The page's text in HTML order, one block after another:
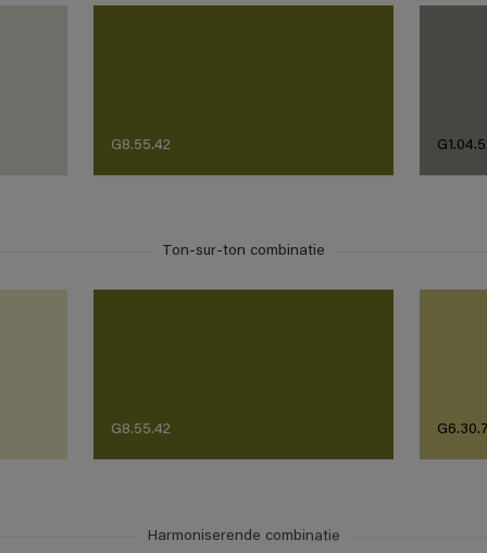
G8.55.42
Ton-sur-ton combinatie
G8.55.42
Harmoniserende combinatie